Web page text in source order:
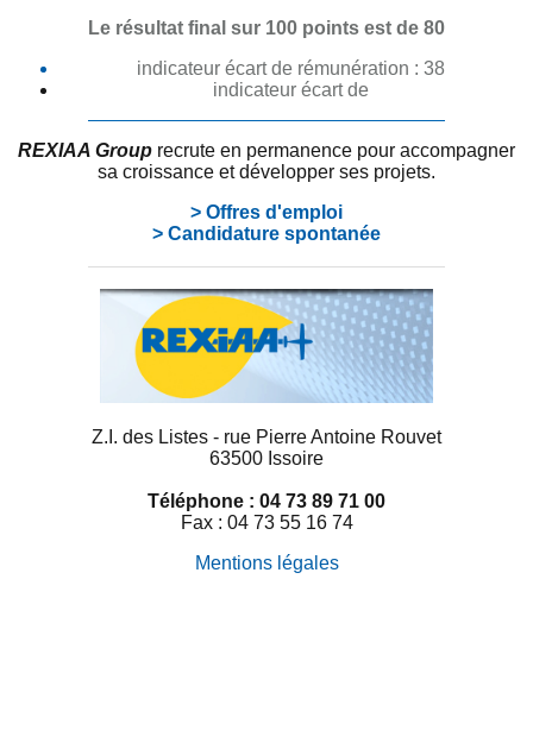
Le résultat final sur 100 points est de 80
indicateur écart de rémunération : 38
indicateur écart de
REXIAA Group recrute en permanence pour accompagner
sa croissance et développer ses projets.
> Offres d'emploi
> Candidature spontanée
Z.I. des Listes - rue Pierre Antoine Rouvet
63500 Issoire
Téléphone : 04 73 89 71 00
Fax : 04 73 55 16 74
Mentions légales